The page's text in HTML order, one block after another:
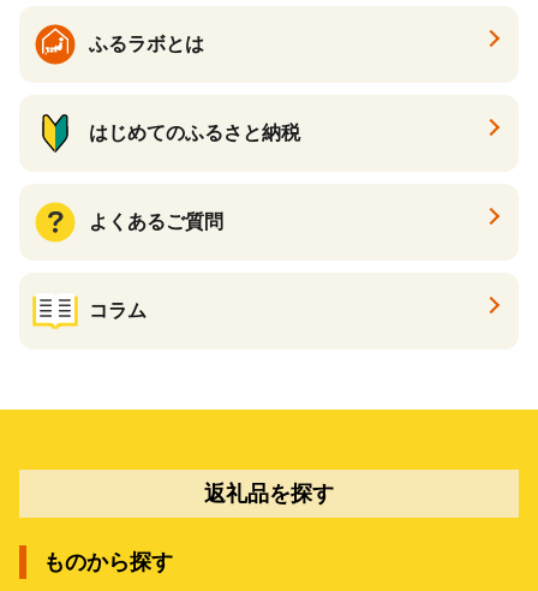
ふるラボとは
はじめてのふるさと納税
よくあるご質問
コラム
返礼品を探す
ものから探す